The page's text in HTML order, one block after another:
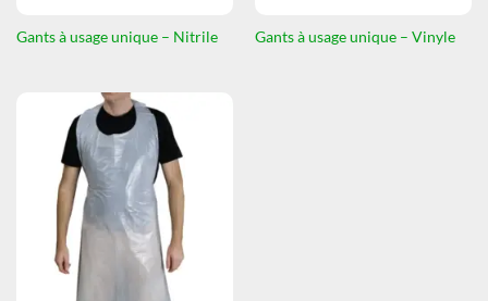
Gants à usage unique – Nitrile Gants à usage unique – Vinyle